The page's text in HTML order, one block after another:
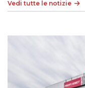
Vedi tutte le notizie